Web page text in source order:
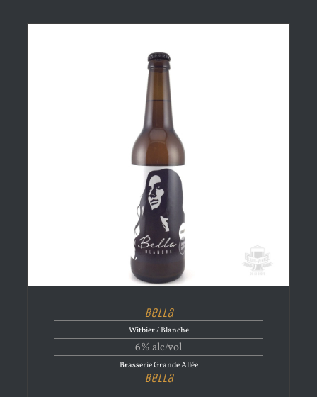
Bella
Witbier / Blanche
6% alc/vol
Brasserie Grande Allée
Bella